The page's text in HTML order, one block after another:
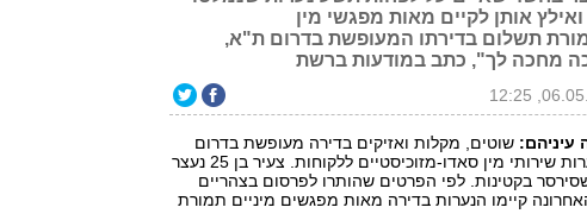
ואילץ אותן לקיים מאות מפגשי מין
תשלום בדירתו המעופשת בדרום ת"א,
מחכה לך", כתב במודעות ברשת
עיניהם: שוטים, מקלות ואזיקים בדירה מעופשת בדרום
תל-אביב, שבה סיפקו נערות שירותי מין סאדו-מזוכיסטיים ללקוחות. צעיר בן 25 נעצר
בקטינות. לפי הפרטים שהותרו לפרסום בצהריים
קיימו הנערות בדירה מאות מפגשים מיניים תמורת